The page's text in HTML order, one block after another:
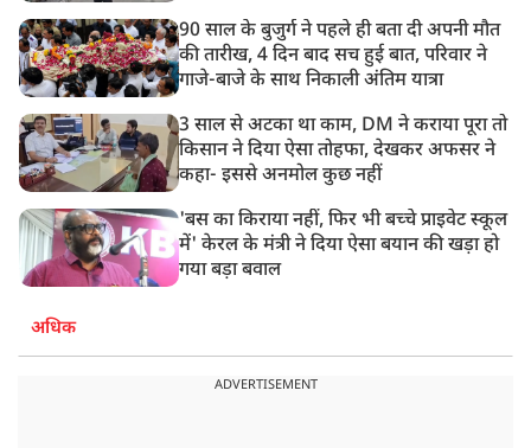
90 साल के बुजुर्ग ने पहले ही बता दी अपनी मौत
की तारीख, 4 दिन बाद सच हुई बात, परिवार ने
गाजे-बाजे के साथ निकाली अंतिम यात्रा
3 साल से अटका था काम, DM ने कराया पूरा तो
किसान ने दिया ऐसा तोहफा, देखकर अफसर ने
कहा- इससे अनमोल कुछ नहीं
'बस का किराया नहीं, फिर भी बच्चे प्राइवेट स्कूल
में' केरल के मंत्री ने दिया ऐसा बयान की खड़ा हो
गया बड़ा बवाल
अधिक
ADVERTISEMENT